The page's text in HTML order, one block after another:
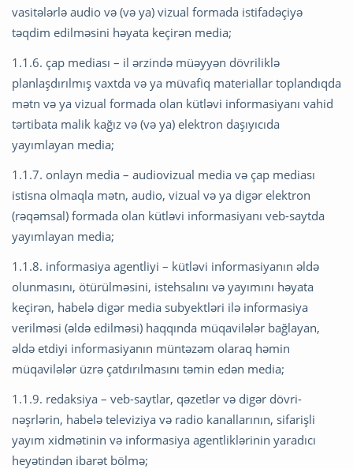
vasitələrlə audio və (və ya) vizual formada istifadəçiyə
təqdim edilməsini həyata keçirən media;
1.1.6. çap mediası – il ərzində müəyyən dövriliklə
planlaşdırılmış vaxtda və ya müvafiq materiallar toplandıqda
mətn və ya vizual formada olan kütləvi informasiyanı vahid
tərtibata malik kağız və (və ya) elektron daşıyıcıda
yayımlayan media;
1.1.7. onlayn media – audiovizual media və çap mediası
istisna olmaqla mətn, audio, vizual və ya digər elektron
(rəqəmsal) formada olan kütləvi informasiyanı veb-saytda
yayımlayan media;
1.1.8. informasiya agentliyi – kütləvi informasiyanın əldə
olunmasını, ötürülməsini, istehsalını və yayımını həyata
keçirən, habelə digər media subyektləri ilə informasiya
verilməsi (əldə edilməsi) haqqında müqavilələr bağlayan,
əldə etdiyi informasiyanın müntəzəm olaraq həmin
müqavilələr üzrə çatdırılmasını təmin edən media;
1.1.9. redaksiya – veb-saytlar, qəzetlər və digər dövri-
nəşrlərin, habelə televiziya və radio kanallarının, sifarişli
yayım xidmətinin və informasiya agentliklərinin yaradıcı
heyətindən ibarət bölmə;